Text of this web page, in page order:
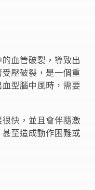
血管破裂，導致出
壓破裂，是一個重
型腦中風時，需要
快，並且會伴隨激
至造成動作困難或